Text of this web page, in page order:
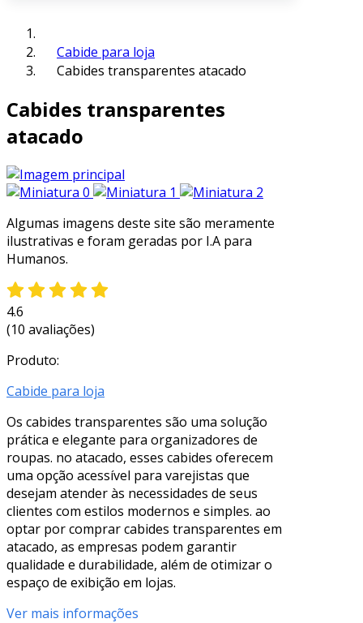
Cabide para loja
Cabides transparentes atacado
Cabides transparentes
atacado
Algumas imagens deste site são meramente
ilustrativas e foram geradas por I.A para
Humanos.
4.6
(10 avaliações)
Produto:
Cabide para loja
Os cabides transparentes são uma solução
prática e elegante para organizadores de
roupas. no atacado, esses cabides oferecem
uma opção acessível para varejistas que
desejam atender às necessidades de seus
clientes com estilos modernos e simples. ao
optar por comprar cabides transparentes em
atacado, as empresas podem garantir
qualidade e durabilidade, além de otimizar o
espaço de exibição em lojas.
Ver mais informações